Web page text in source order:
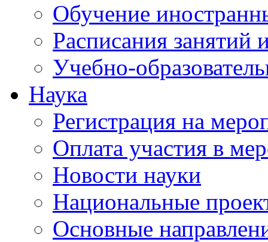
Обучение
Расписания занятий
Учебно-
Наука
Регистрация на
Оплата участия в
Новости науки
Национальные
Основные